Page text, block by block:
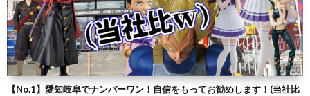
【No.1】愛知岐阜でナンバーワン！自信をもってお勧めします！(当社比